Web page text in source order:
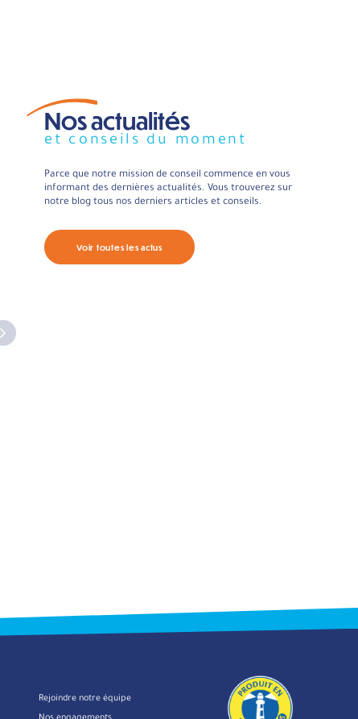
Nos actualités
et conseils du moment
Parce que notre mission de conseil commence en vous
informant des dernières actualités. Vous trouverez sur
notre blog tous nos derniers articles et conseils.
Voir toutes les actus
Rejoindre notre équipe